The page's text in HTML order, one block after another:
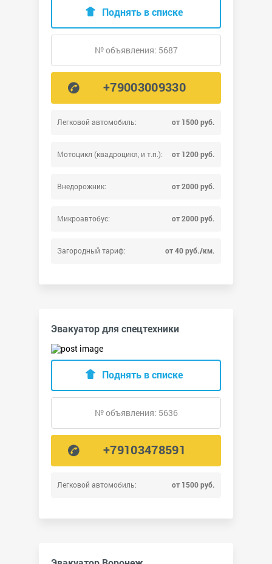
Легковой автомобиль: от 1500 руб.
Мотоцикл (квадроцикл, и т.п.): от 1200 руб.
Внедорожник: от 2000 руб.
Микроавтобус: от 2000 руб.
Загородный тариф: от 40 руб./км.
Поднять в списке
№ объявления: 5687
+79003009330
Эвакуатор для спецтехники
Легковой автомобиль: от 1500 руб.
Поднять в списке
№ объявления: 5636
+79103478591